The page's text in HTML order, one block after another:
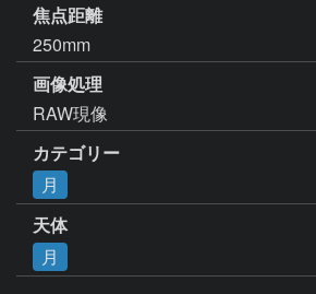
焦点距離
250mm
画像処理
RAW現像
カテゴリー
月
天体
月